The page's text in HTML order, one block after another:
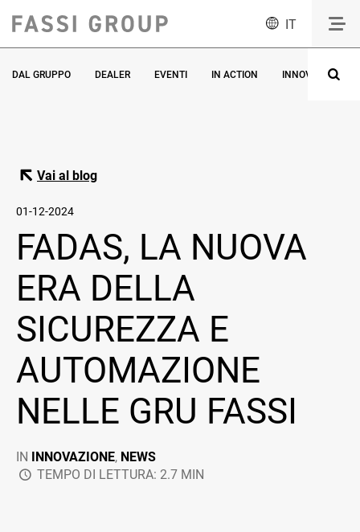
IT
DAL GRUPPO DEALER EVENTI IN ACTION INNOVAZIONE
Vai al blog
01-12-2024
FADAS, LA NUOVA
ERA DELLA
SICUREZZA E
AUTOMAZIONE
NELLE GRU FASSI
IN INNOVAZIONE, NEWS
TEMPO DI LETTURA: 2.7 MIN